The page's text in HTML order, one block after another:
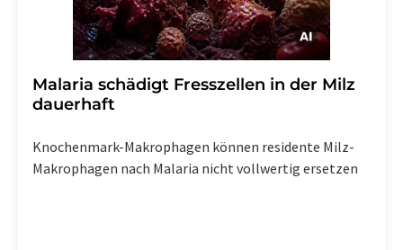
Malaria schädigt Fresszellen in der Milz
dauerhaft
Knochenmark-Makrophagen können residente Milz-
Makrophagen nach Malaria nicht vollwertig ersetzen